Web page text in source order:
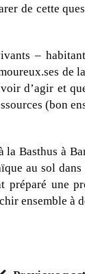
de cette
–
d’agir et
(bon
Basthus à
au sol
préparé une
ensemble à